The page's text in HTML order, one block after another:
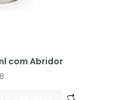
com Abridor